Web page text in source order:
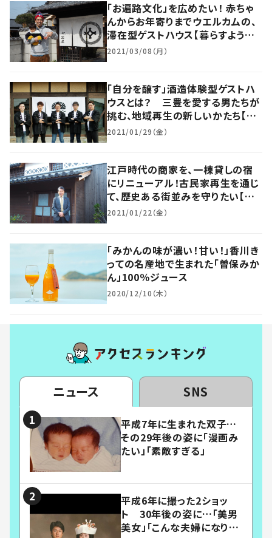
「お遍路文化」を広めたい！ 赤ちゃ
んからお年寄りまでウエルカムの、
滞在型ゲストハウス【暮らすように
滞在したくなる宿vol.4】
2021/03/08（月）
「自分を醸す」酒造体験型ゲストハ
ウスとは？ 三豊を愛する男たちが
挑む、地域再生の新しいかたち【暮
らすように滞在したくなる宿vol.3】
2021/01/29（金）
江戸時代の商家を、一棟貸しの宿
にリニューアル！古民家再生を通じ
て、歴史ある街並みを守りたい【暮
らすように滞在したくなる宿vol.2】
2021/01/22（金）
「みかんの味が濃い！甘い！」香川き
っての名産地で生まれた「曽保みか
ん」100％ジュース
2020/12/10（木）
ニュース SNS
平成7年に生まれた双子…
その29年後の姿に「漫画み
たい」「素敵すぎる」
平成6年に撮った2ショッ
ト 30年後の姿に…「美男
美女」「こんな夫婦になりた